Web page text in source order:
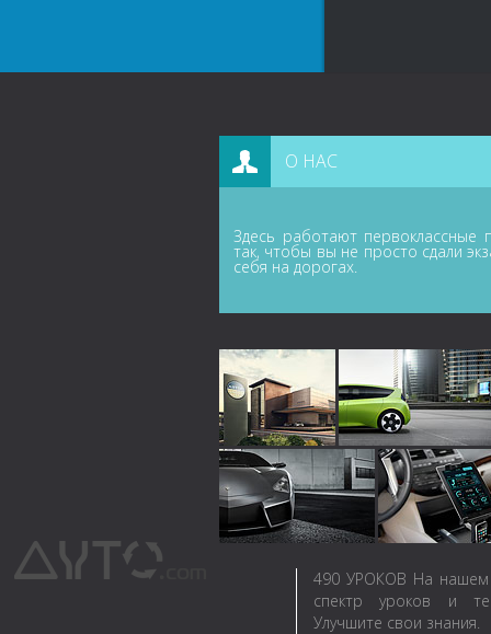
О НАС
Здесь работают первоклассные
так, чтобы вы не просто сдали
себя на дорогах.
490 УРОКОВ На нашем
спектр уроков и
Улучшите свои знания.